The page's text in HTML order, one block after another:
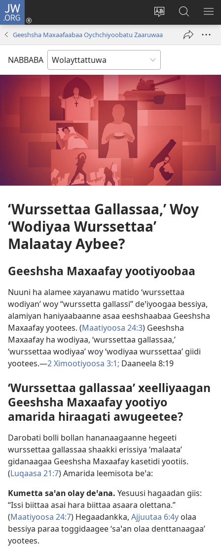
JW.ORG
Saytiya
laamma
Gela
(opens
JW.ORG
Koya
Geeshsha Maxaafaabaa Oychchiyoobatu Zaaruwaa
NABBABA
‘Wurssettaa Gallassaa,’ Woy
‘Wodiyaa Wurssettaa’
Malaatay Aybee?
Geeshsha Maxaafay yootiyoobaa
Nuuni ha alamee xayanawu matido ‘wurssettaa
wodiyan’ woy “wurssetta gallassi” deꞌiyoogaa bessiya,
alamiyan haniyaabaanne asaa eeshshaabaa Geeshsha
Maxaafay yootees. (Maatiyoosa 24:3) Geeshsha
Maxaafay ha wodiyaa, ‘wurssettaa gallassaa,’
‘wurssettaa wodiyaa’ woy ‘wodiyaa wurssettaa’ giidi
yootees.—2 Ximootiyoosa 3:1; Daaneela 8:19
‘Wurssettaa gallassaa’ xeelliyaagan
Geeshsha Maxaafay yootiyo
amarida hiraagati awugeetee?
Darobati bolli bollan hananaagaanne hegeeti
wurssettaa gallassaa shaakki erissiya ‘malaata’
gidanaagaa Geeshsha Maxaafay kasetidi yootiis.
(Luqaasa 21:7) Amarida leemisota beꞌa:
Kumetta saꞌan olay deꞌana. Yesuusi hagaadan giis:
“Issi biittaa asai hara biittaa asaara olettana.”
(Maatiyoosa 24:7) Hegaadankka, Ajjuutaa 6:4y olaa
bessiya paraa toggidaagee ‘saꞌan olaa denttanaagaa’
yootees.